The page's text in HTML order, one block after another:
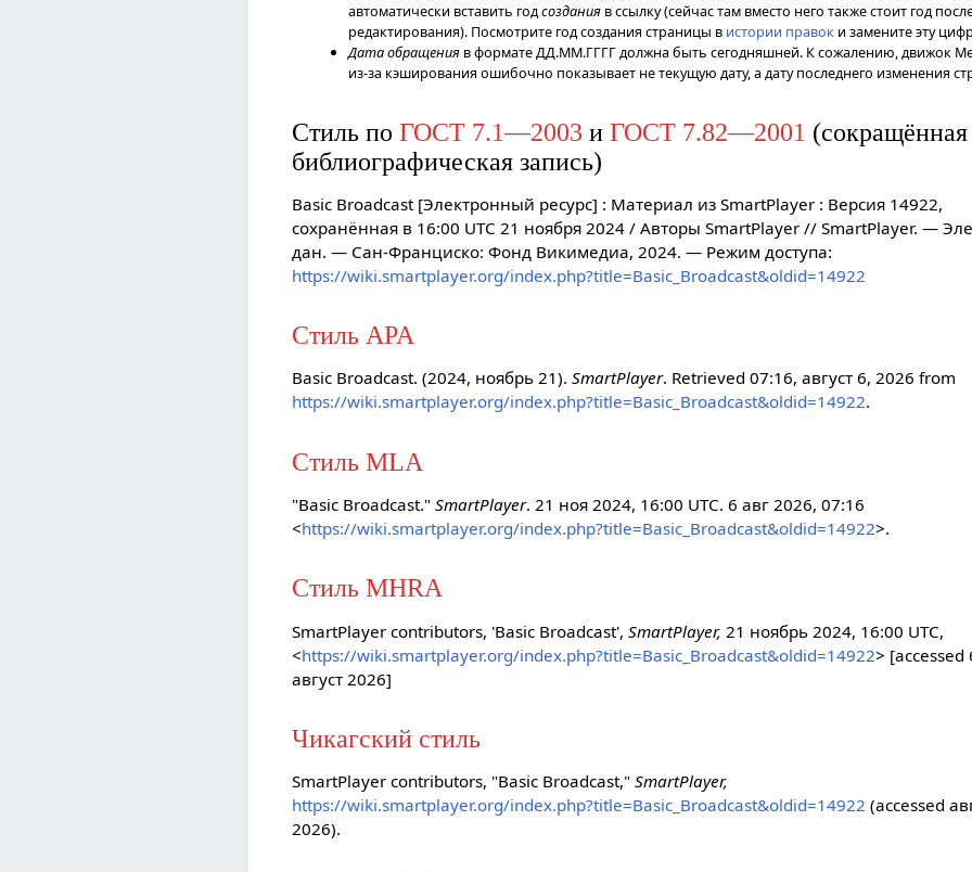
автоматически вставить годсоздания в ссылку (сейчас там вместо него также стоит год
редактирования). Посмотрите год создания страницы в истории правок и замените эту
Дата обращения в формате ДД.ММ.ГГГГ должна быть сегодняшней. К сожалению, движок
из-за кэширования ошибочно показывает не текущую дату, а дату последнего изменения
Стиль поГОСТ 7.1—2003 иГОСТ 7.82—2001 (сокращённая
библиографическая запись)
Basic Broadcast [Электронный ресурс] : Материал из SmartPlayer : Версия 14922,
сохранённая в 16:00 UTC 21 ноября 2024 / Авторы SmartPlayer // SmartPlayer. —
дан. — Сан-Франциско: Фонд Викимедиа, 2024. — Режим доступа:
https://wiki.smartplayer.org/index.php?title=Basic_Broadcast&oldid=14922
Стиль APA
Basic Broadcast. (2024, ноябрь 21).SmartPlayer. Retrieved 07:16, август 6, 2026 from
https://wiki.smartplayer.org/index.php?title=Basic_Broadcast&oldid=14922.
Стиль MLA
"Basic Broadcast."SmartPlayer. 21 ноя 2024, 16:00 UTC. 6 авг 2026, 07:16
<https://wiki.smartplayer.org/index.php?title=Basic_Broadcast&oldid=14922>.
Стиль MHRA
SmartPlayer contributors, 'Basic Broadcast',SmartPlayer, 21 ноябрь 2024, 16:00 UTC,
<https://wiki.smartplayer.org/index.php?title=Basic_Broadcast&oldid=14922> [accessed
август 2026]
Чикагский стиль
SmartPlayer contributors, "Basic Broadcast,"SmartPlayer,
https://wiki.smartplayer.org/index.php?title=Basic_Broadcast&oldid=14922 (accessed
2026).